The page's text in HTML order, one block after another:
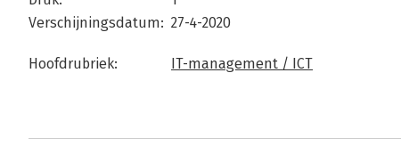
Verschijningsdatum: 27-4-2020
Hoofdrubriek: IT-management / ICT